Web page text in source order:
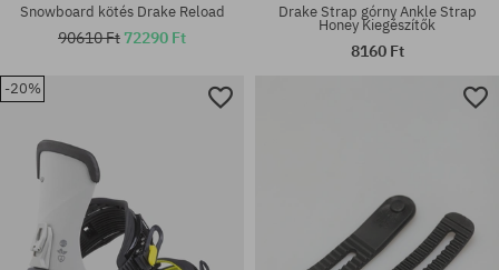
Snowboard kötés Drake Reload
90610 Ft 72290 Ft
Drake Strap górny Ankle Strap
Honey Kiegészítők
8160 Ft
-20%